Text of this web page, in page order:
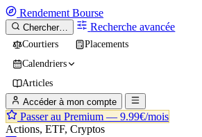
Rendement Bourse
Chercher… Recherche avancée
Courtiers
Placements
Calendriers
Articles
Accéder à mon compte
Passer au Premium — 9.99€/mois
Actions, ETF, Cryptos